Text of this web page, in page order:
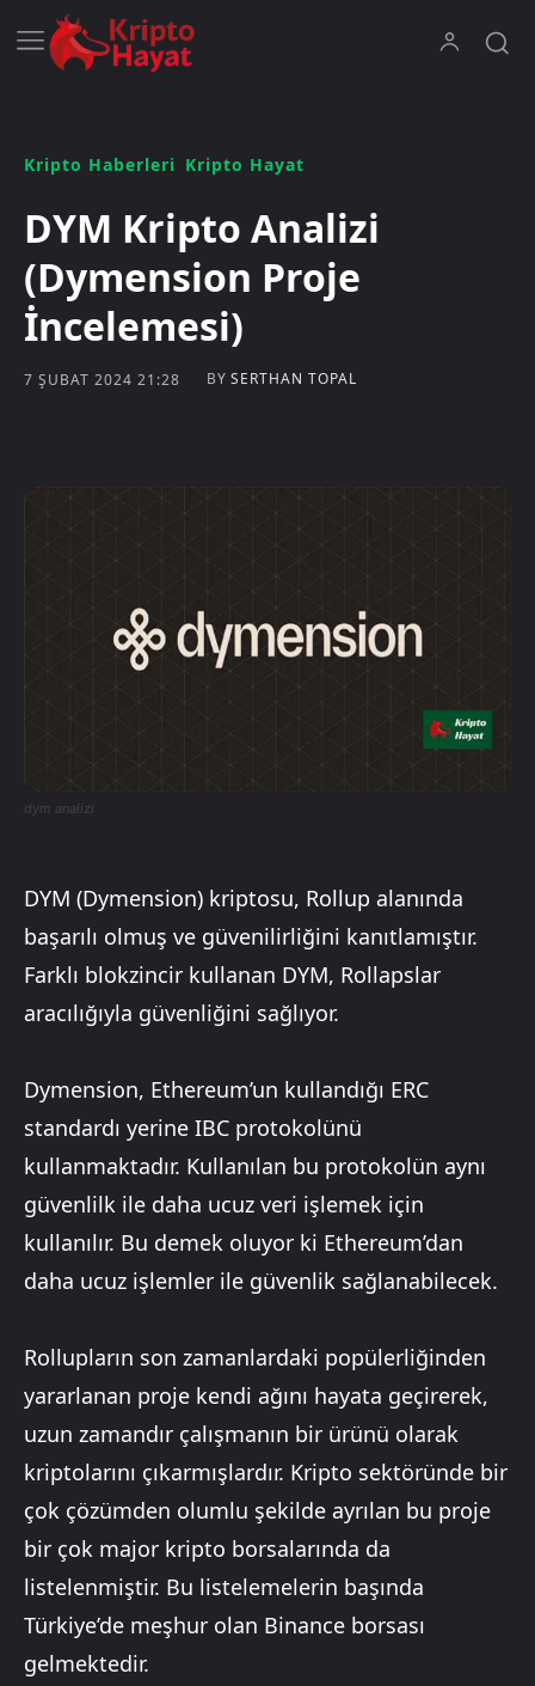
Kripto Haberleri Kripto Hayat
DYM Kripto Analizi
(Dymension Proje
İncelemesi)
7 ŞUBAT 2024 21:28 BY SERTHAN TOPAL
dym analizi
DYM (Dymension) kriptosu, Rollup alanında
başarılı olmuş ve güvenilirliğini kanıtlamıştır.
Farklı blokzincir kullanan DYM, Rollapslar
aracılığıyla güvenliğini sağlıyor.
Dymension, Ethereum’un kullandığı ERC
standardı yerine IBC protokolünü
kullanmaktadır. Kullanılan bu protokolün aynı
güvenlilk ile daha ucuz veri işlemek için
kullanılır. Bu demek oluyor ki Ethereum’dan
daha ucuz işlemler ile güvenlik sağlanabilecek.
Rollupların son zamanlardaki popülerliğinden
yararlanan proje kendi ağını hayata geçirerek,
uzun zamandır çalışmanın bir ürünü olarak
kriptolarını çıkarmışlardır. Kripto sektöründe bir
çok çözümden olumlu şekilde ayrılan bu proje
bir çok major kripto borsalarında da
listelenmiştir. Bu listelemelerin başında
Türkiye’de meşhur olan Binance borsası
gelmektedir.